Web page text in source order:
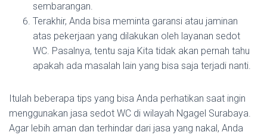
sembarangan.
Terakhir, Anda bisa meminta garansi atau jaminan
atas pekerjaan yang dilakukan oleh layanan sedot
WC. Pasalnya, tentu saja Kita tidak akan pernah tahu
apakah ada masalah lain yang bisa saja terjadi nanti.
Itulah beberapa tips yang bisa Anda perhatikan saat ingin
menggunakan jasa sedot WC di wilayah Ngagel Surabaya.
Agar lebih aman dan terhindar dari jasa yang nakal, Anda